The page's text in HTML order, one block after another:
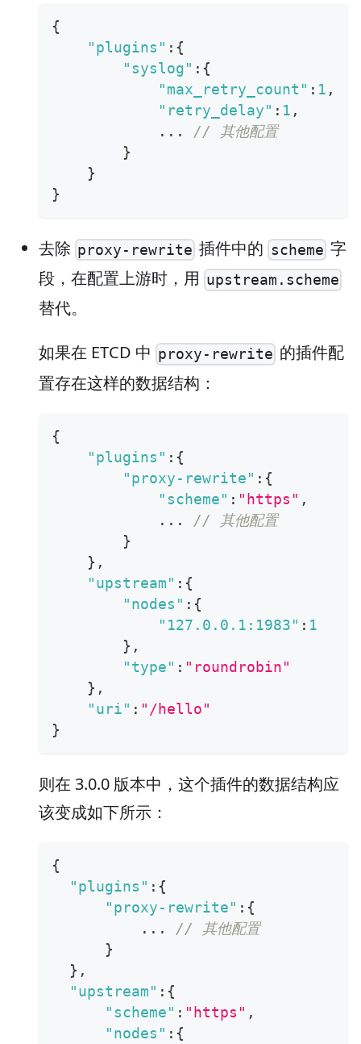
{
"plugins" : {
"syslog" : {
"max_retry_count" : 1 ,
"retry_delay" : 1 ,
            ...
// 其他配置
}
}
}
去除 proxy-rewrite 插件中的 scheme字
段，在配置上游时，用 upstream.scheme
替代。
如果在 ETCD 中 proxy-rewrite 的插件配
置存在这样的数据结构：
{
"plugins" : {
"proxy-rewrite" : {
"scheme" : "https" ,
            ...
// 其他配置
}
} ,
"upstream" : {
"nodes" : {
"127.0.0.1:1983" : 1
} ,
"type" : "roundrobin"
} ,
"uri" : "/hello"
}
则在 3.0.0 版本中，这个插件的数据结构应
该变成如下所示：
{
"plugins" : {
"proxy-rewrite" : {
          ...
// 其他配置
}
} ,
"upstream" : {
"scheme" : "https" ,
"nodes" : {